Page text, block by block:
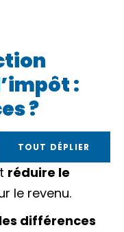
:
?
TOUT DÉPLIER
réduire le
le revenu.
différences